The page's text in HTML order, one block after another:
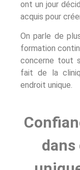
ont un jour
acquis pour
On parle de
formation
concerne tout
fait de la
endroit unique.